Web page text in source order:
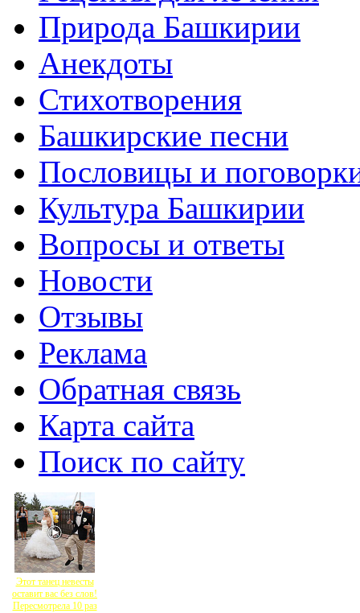
Природа Башкирии
Анекдоты
Стихотворения
Башкирские песни
Пословицы и
Культура Башкирии
Вопросы и ответы
Новости
Отзывы
Реклама
Обратная связь
Карта сайта
Поиск по сайту
Этот танец невесты
оставит вас без слов!
Пересмотрела 10 раз